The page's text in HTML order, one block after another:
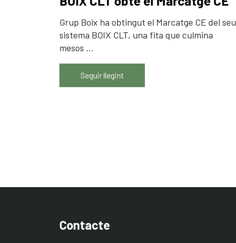
Grup Boix ha obtingut el Marcatge CE del seu
sistema BOIX CLT, una fita que culmina
mesos ...
Seguir llegint
Contacte